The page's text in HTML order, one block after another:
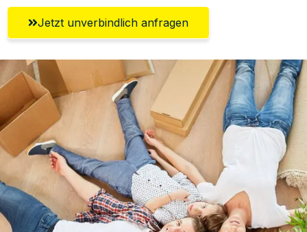
Jetzt unverbindlich anfragen